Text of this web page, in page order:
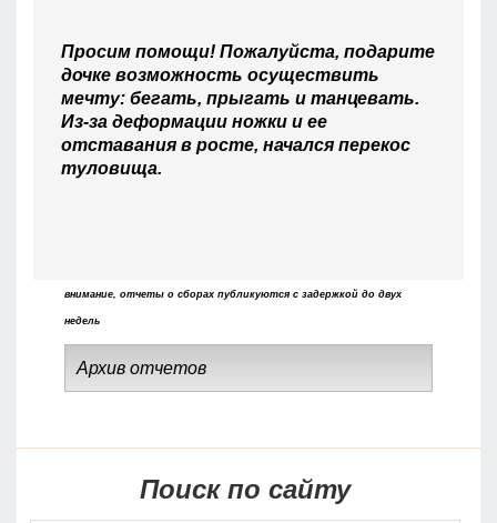
Просим помощи! Пожалуйста, подарите
дочке возможность осуществить
мечту: бегать, прыгать и танцевать.
Из-за деформации ножки и ее
отставания в росте, начался перекос
туловища.
внимание, отчеты о сборах публикуются с задержкой до двух
недель
Архив отчетов
Поиск по сайту